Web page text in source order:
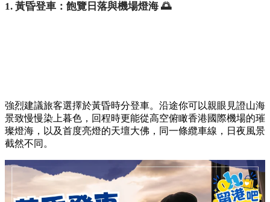
1. 黃昏登車：飽覽日落與機場燈海 🌅
強烈建議旅客選擇於黃昏時分登車。沿途你可以親眼見證山海
景致慢慢染上暮色，回程時更能從高空俯瞰香港國際機場的璀
璨燈海，以及首度亮燈的天壇大佛，同一條纜車線，日夜風景
截然不同。